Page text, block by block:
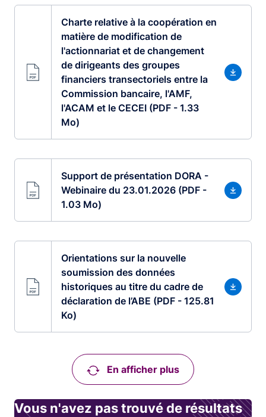
Charte relative à la coopération en
matière de modification de
l'actionnariat et de changement
de dirigeants des groupes
financiers transectoriels entre la
Commission bancaire, l'AMF,
l'ACAM et le CECEI (PDF - 1.33
Mo)
Support de présentation DORA -
Webinaire du 23.01.2026 (PDF -
1.03 Mo)
Orientations sur la nouvelle
soumission des données
historiques au titre du cadre de
déclaration de l’ABE (PDF - 125.81
Ko)
En afficher plus
Vous n'avez pas trouvé de résultats